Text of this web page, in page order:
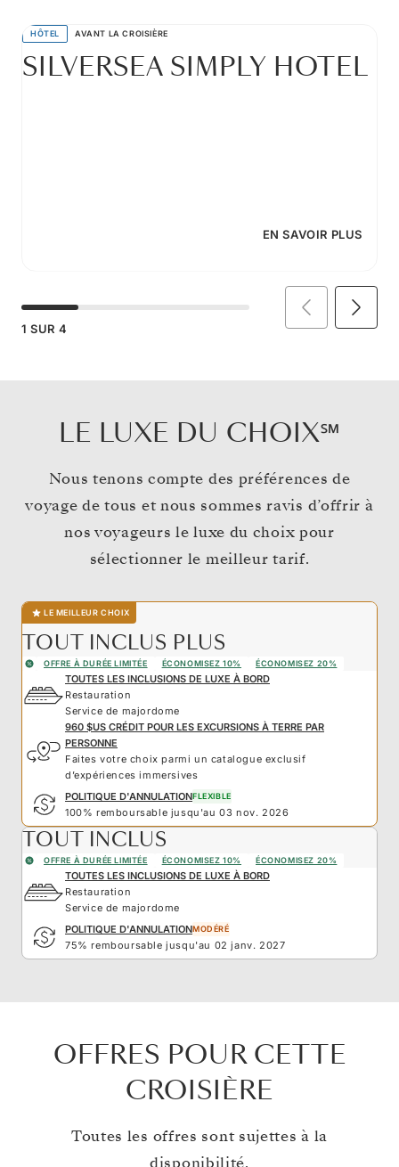
HÔTEL AVANT LA CROISIÈRE
SILVERSEA SIMPLY HOTEL
EN SAVOIR PLUS
1 SUR 4
LE LUXE DU CHOIX℠
Nous tenons compte des préférences de
voyage de tous et nous sommes ravis d’offrir à
nos voyageurs le luxe du choix pour
sélectionner le meilleur tarif.
LE MEILLEUR CHOIX
TOUT INCLUS PLUS
OFFRE À DURÉE LIMITÉE ÉCONOMISEZ 10% ÉCONOMISEZ 20%
TOUTES LES INCLUSIONS DE LUXE À BORD
Restauration
Service de majordome
960 $US CRÉDIT POUR LES EXCURSIONS À TERRE PAR
PERSONNE
Faites votre choix parmi un catalogue exclusif
d’expériences immersives
POLITIQUE D'ANNULATIONFLEXIBLE
100% remboursable jusqu'au 03 nov. 2026
TOUT INCLUS
OFFRE À DURÉE LIMITÉE ÉCONOMISEZ 10% ÉCONOMISEZ 20%
TOUTES LES INCLUSIONS DE LUXE À BORD
Restauration
Service de majordome
POLITIQUE D'ANNULATIONMODÉRÉ
75% remboursable jusqu'au 02 janv. 2027
OFFRES POUR CETTE
CROISIÈRE
Toutes les offres sont sujettes à la
disponibilité.